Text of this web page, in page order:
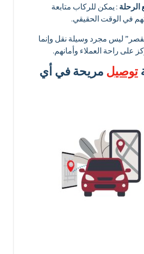
الرحلة: يمكن للركاب متابعة
في الوقت الحقيقي.
ليس مجرد وسيلة نقل وإنما
على راحة العملاء وأمانهم.
توصيلمريحة في أي